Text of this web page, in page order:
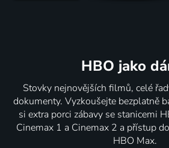
HBO jako
Stovky nejnovějších filmů, celé
dokumenty. Vyzkoušejte bezplatně
si extra porci zábavy se stanicemi
Cinemax 1 a Cinemax 2 a přístup
HBO Max.